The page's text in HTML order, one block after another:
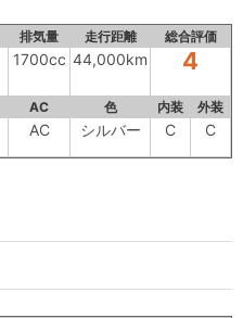
排気量 走行距離 総合評価
1700cc 44,000km 4
AC 色 内装 外装
AC シルバー C C